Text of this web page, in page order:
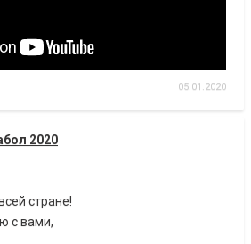
05.01.2020
2020
стране!
с вами,